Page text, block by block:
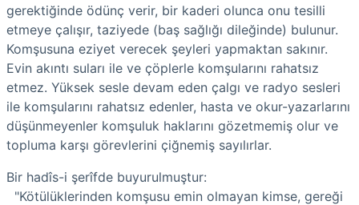
gerektiğinde ödünç verir, bir kaderi olunca onu tesilli
etmeye çalışır, taziyede (baş sağlığı dileğinde) bulunur.
Komşusuna eziyet verecek şeyleri yapmaktan sakınır.
Evin akıntı suları ile ve çöplerle komşularını rahatsız
etmez. Yüksek sesle devam eden çalgı ve radyo sesleri
ile komşularını rahatsız edenler, hasta ve okur-yazarlarını
düşünmeyenler komşuluk haklarını gözetmemiş olur ve
topluma karşı görevlerini çiğnemiş sayılırlar.
Bir hadîs-i şerîfde buyurulmuştur:
"Kötülüklerinden komşusu emin olmayan kimse, gereği